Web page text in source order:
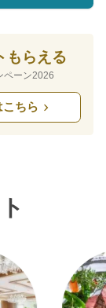
もらえる
ペーン2026
こちら